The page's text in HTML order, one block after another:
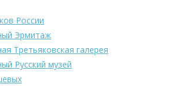
России
Эрмитаж
Третьяковская галерея
Русский музей